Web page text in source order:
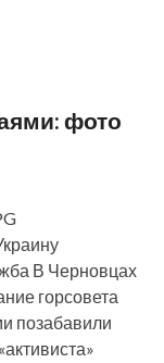
фото
В Черновцах
горсовета
позабавили